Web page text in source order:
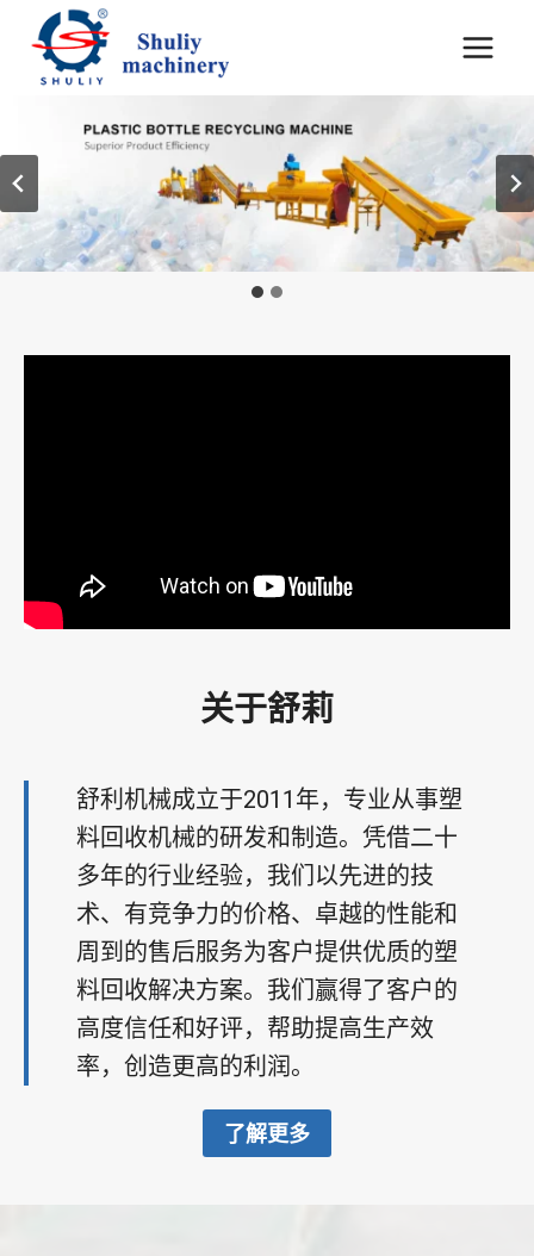
关于舒莉
舒利机械成立于2011年，专业从事塑
料回收机械的研发和制造。凭借二十
多年的行业经验，我们以先进的技
术、有竞争力的价格、卓越的性能和
周到的售后服务为客户提供优质的塑
料回收解决方案。我们赢得了客户的
高度信任和好评，帮助提高生产效
率，创造更高的利润。
了解更多